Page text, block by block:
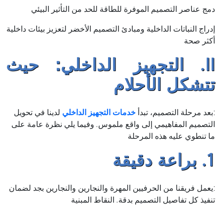
دمج عناصر التصميم الموفرة للطاقة للحد من التأثير البيئي
إدراج النباتات الداخلية ومبادئ التصميم الأخضر لتعزيز بيئات داخلية
أكثر صحة
II. التجهيز الداخلي: حيث
تتشكل الأحلام
:بعد مرحلة التصميم، تبدأ خدمات التجهيز الداخلي لدينا في تحويل
التصميم المفاهيمي إلى واقع ملموس. وفيما يلي نظرة عامة على
ما تنطوي عليه هذه المرحلة
1. براعة دقيقة
:يعمل فريقنا من الحرفيين المهرة والنجارين والنجارين بجد لضمان
تنفيذ كل تفاصيل التصميم بدقة. النقاط المبنية